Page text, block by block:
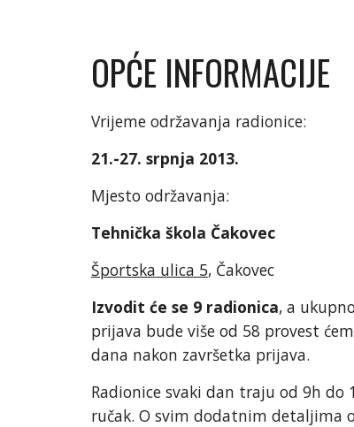
OPĆE INFORMACIJE
Vrijeme održavanja radionice:
21.-27. srpnja 2013.
Mjesto održavanja:
Tehnička škola Čakovec
Športska ulica 5, Čakovec
Izvodit će se 9 radionica, a
prijava bude više od 58 provest
dana nakon završetka prijava.
Radionice svaki dan traju od 9h
ručak. O svim dodatnim detaljima